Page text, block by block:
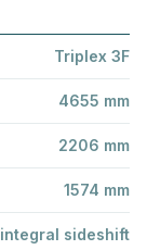
Triplex 3F
4655 mm
2206 mm
1574 mm
integral sideshift